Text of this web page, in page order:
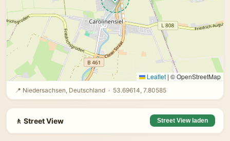
Leaflet | © OpenStreetMap
📍 Niedersachsen, Deutschland · 53.69614, 7.80585
🚶 Street View Street View laden